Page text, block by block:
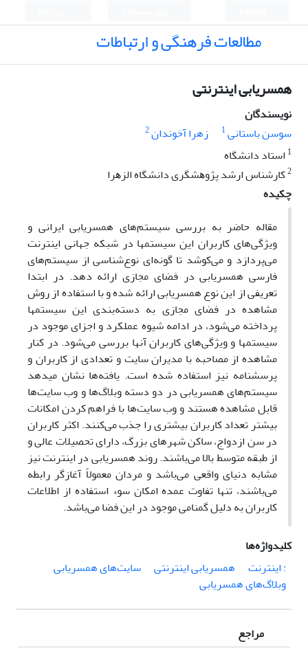
مطالعات فرهنگی و ارتباطات
همسریابی اینترنتی
نویسندگان
سوسن باستانی1 زهرا آخوندان2
1 استاد دانشگاه
2ﻛﺎرﺷﻨﺎس ارﺷﺪ ﭘﮋوﻫﺸﮕﺮی داﻧﺸﮕﺎه اﻟﺰﻫﺮا
چکیده
مقاله حاضر به بررسی سیستم‌های همسریابی ایرانی و
ویژگی‌های کاربران این سیستمها در شبکه جهانی اینترنت
می‌پردازد و می‌کوشد تا گونه‌ای نوع‌شناسی از سیستم‌های
فارسی همسریابی در فضای مجازی ارائه دهد. در ابتدا
تعریفی از این نوع همسریابی ارائه شده و با استفاده از روش
مشاهده در فضای مجازی به دسته‌بندی این سیستمها
پرداخته می‌شود، در ادامه شیوه عملکرد و اجزای موجود در
سیستمها و ویژگی‌های کاربران آنها بررسی می‌شود. در کنار
مشاهده از مصاحبه با مدیران سایت و تعدادی از کاربران و
پرسشنامه نیز استفاده شده است. یافته‌ها نشان میدهد
سیستم‌های همسریابی در دو دسته وبلاگ‌ها و وب سایت‌ها
قابل مشاهده هستند و وب سایت‌ها با فراهم کردن امکانات
بیشتر تعداد کاربران بیشتری را جذب می‌کنند. اکثر کاربران
در سن ازدواج، ساکن شهرهای بزرگ، دارای تحصیلات عالی و
از طبقه متوسط بالا می‌باشند. روند همسریابی در اینترنت نیز
مشابه دنیای واقعی می‌باشد و مردان معمولاً آغازگر رابطه
می‌باشند، تنها تفاوت عمده امکان سوء استفاده از اطلاعات
کاربران به دلیل گمنامی موجود در این فضا می‌باشد.
کلیدواژه‌ها
: اینترنت
همسریابی اینترنتی
سایت‌های همسریابی
وبلاگ‌های همسریابی
مراجع